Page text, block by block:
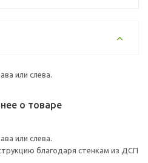
или слева.
о товаре
или слева.
благодаря стенкам из ДСП